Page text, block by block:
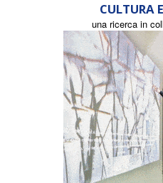
CULTURA
una ricerca in